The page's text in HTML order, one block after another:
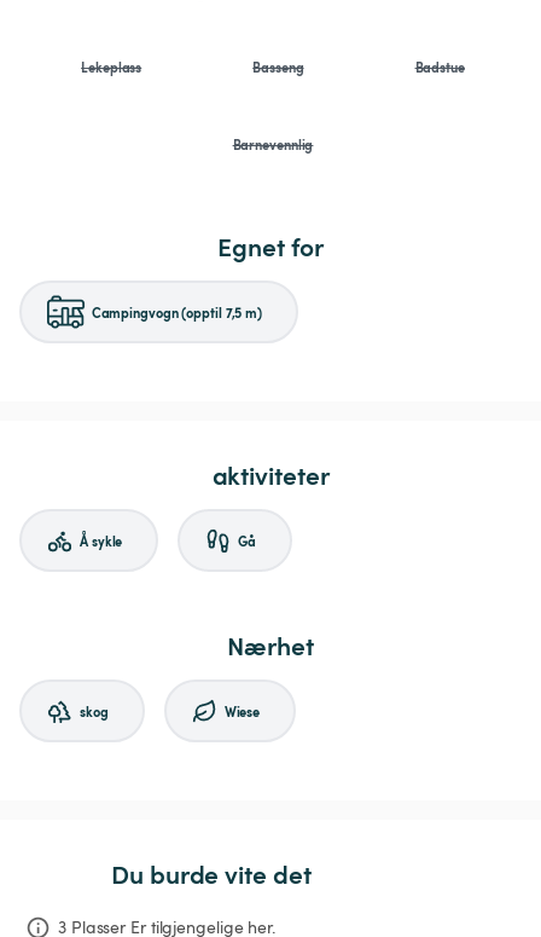
Lekeplass Basseng Badstue
Barnevennlig
Egnet for
Campingvogn (opptil 7,5 m)
aktiviteter
Å sykle Gå
Nærhet
skog Wiese
Du burde vite det
3 Plasser Er tilgjengelige her.